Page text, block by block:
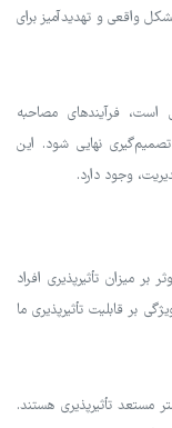
واقعی و تهدیدآمیز برای
است، فرآیندهای مصاحبه
نهایی شود. این
وجود دارد.
میزان تأثیرپذیری افراد
بر قابلیت تأثیرپذیری ما
مستعد تأثیرپذیری هستند.